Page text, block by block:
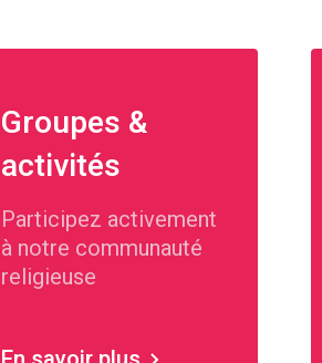
Groupes &
activités
Participez activement
à notre communauté
religieuse